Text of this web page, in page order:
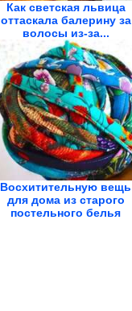
Как светская львица
оттаскала балерину за
волосы из-за...
Восхитительную вещь
для дома из старого
постельного белья